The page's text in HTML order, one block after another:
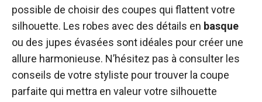
possible de choisir des coupes qui flattent votre
silhouette. Les robes avec des détails en basque
ou des jupes évasées sont idéales pour créer une
allure harmonieuse. N’hésitez pas à consulter les
conseils de votre styliste pour trouver la coupe
parfaite qui mettra en valeur votre silhouette